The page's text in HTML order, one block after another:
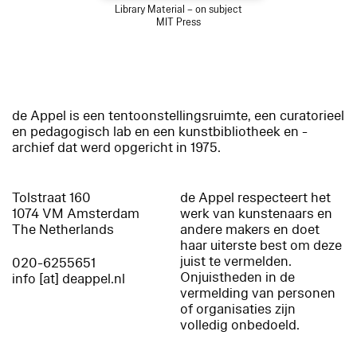
Library Material – on subject
MIT Press
de Appel is een tentoonstellingsruimte, een curatorieel
en pedagogisch lab en een kunstbibliotheek en -
archief dat werd opgericht in 1975.
Tolstraat 160
1074 VM Amsterdam
The Netherlands
020-6255651
info [at] deappel.nl
de Appel respecteert het
werk van kunstenaars en
andere makers en doet
haar uiterste best om deze
juist te vermelden.
Onjuistheden in de
vermelding van personen
of organisaties zijn
volledig onbedoeld.